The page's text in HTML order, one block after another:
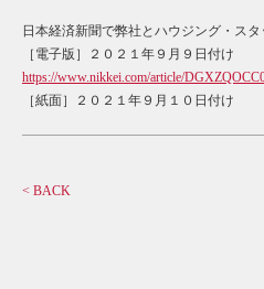
日本経済新聞で弊社とハウジング・ス
［電子版］２０２１年９月９日付け
https://www.nikkei.com/article/
［紙面］２０２１年９月１０日付け
< BACK